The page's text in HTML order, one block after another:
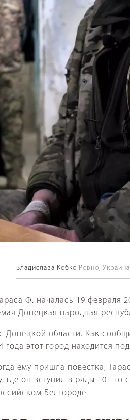
Владислава Кобко Ровно,
Ф. началась 19 февраля
Донецкая народная
Донецкой области. Как
года этот город находится
ему пришла повестка,
он вступил в ряды 101-
Белгороде.